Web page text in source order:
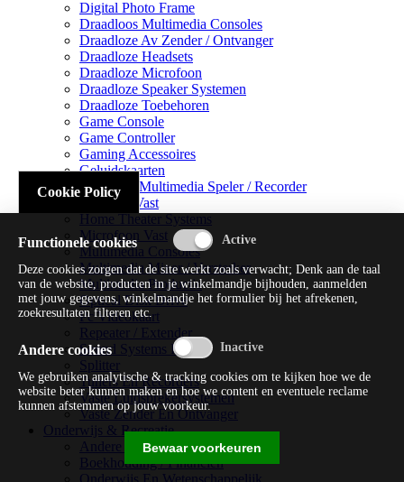
Digital Photo Frame
Draadloos Multimedia Consoles
Draadloze Av Zender / Ontvanger
Draadloze Headsets
Draadloze Microfoon
Draadloze Speaker Systemen
Draadloze Toebehoren
Game Console
Game Controller
Gaming Accessoires
Geluidskaarten
Handheld Multimedia Speler / Recorder
Headsets Vast
Home Theater Systems
Microfoon Vast
Multimedia Consoles
Multimedia Mixer / Versterker
Multimedia Productie
Optical Disk Drive
Pc Videokaart
Repeater / Extender
Sound Systems Hi-fi
Splitter
Tuners En Recorders
Vaste Luidsprekersystemen
Vaste Zender En Ontvanger
Onderwijs & Recreatie
Andere Beveiligingssoftware
Boekhouding / Financiën
Cookie Policy
Functionele cookies
Deze cookies zorgen dat de site werkt zoals verwacht; Denk aan de taal
van de website, producten in je winkelmandje bijhouden, aanmelden
met jouw gegevens, winkelmandje het formulier bij het afrekenen,
zoekresultaten filteren etc.
Andere cookies
We gebruiken analytische & tracking cookies om te kijken hoe we de
website beter kunnen maken en hoe we content en eventuele reclame
kunnen afstemmen op jouw voorkeur.
Bewaar voorkeuren